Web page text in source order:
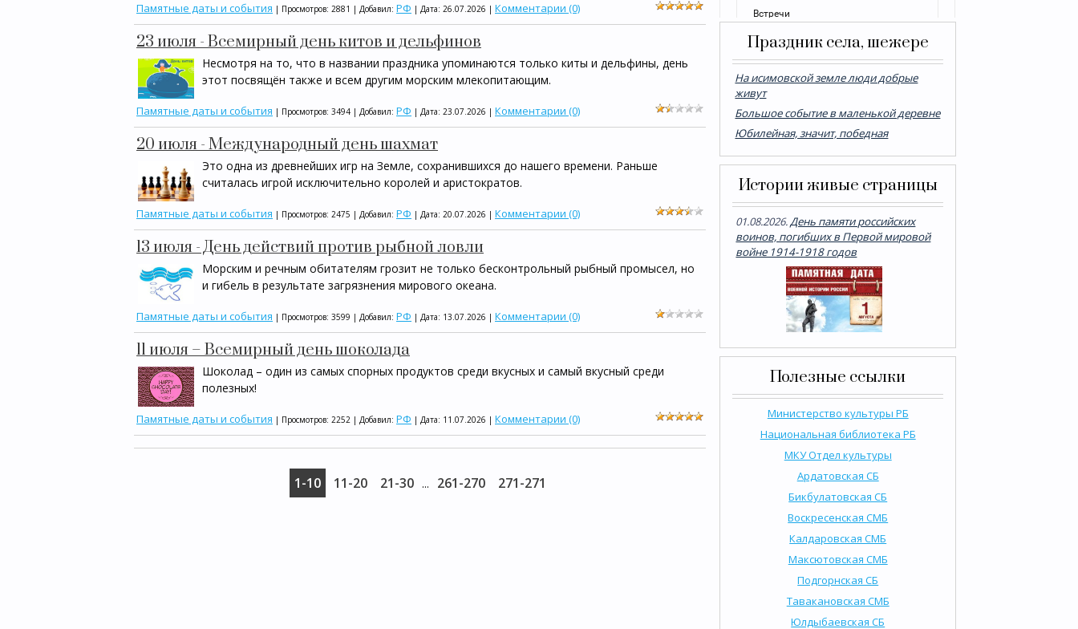
Праздник села, шежере
На исимовской земле люди добрые
живут
Большое событие в маленькой деревне
Юбилейная, значит, победная
Истории живые страницы
01.08.2026.День памяти российских
воинов, погибших в Первой мировой
войне 1914-1918 годов
Полезные ссылки
Министерство культуры РБ
Национальная библиотека РБ
МКУ Отдел культуры
Ардатовская СБ
Бикбулатовская СБ
Воскресенская СМБ
Калдаровская СМБ
Максютовская СМБ
Подгорнская СБ
Тавакановская СМБ
Юлдыбаевская СБ
Памятные даты и события | Просмотров: 2881 | Добавил: РФ | Дата: 26.07.2026 | Комментарии (0)
23 июля - Всемирный день китов и дельфинов
Несмотря на то, что в названии праздника упоминаются только киты и дельфины, день
этот посвящён также и всем другим морским млекопитающим.
Памятные даты и события | Просмотров: 3494 | Добавил: РФ | Дата: 23.07.2026 | Комментарии (0)
20 июля - Международный день шахмат
Это одна из древнейших игр на Земле, сохранившихся до нашего времени. Раньше
считалась игрой исключительно королей и аристократов.
Памятные даты и события | Просмотров: 2475 | Добавил: РФ | Дата: 20.07.2026 | Комментарии (0)
13 июля - День действий против рыбной ловли
Морским и речным обитателям грозит не только бесконтрольный рыбный промысел, но
и гибель в результате загрязнения мирового океана.
Памятные даты и события | Просмотров: 3599 | Добавил: РФ | Дата: 13.07.2026 | Комментарии (0)
11 июля – Всемирный день шоколада
Шоколад – один из самых спорных продуктов среди вкусных и самый вкусный среди
полезных!
Памятные даты и события | Просмотров: 2252 | Добавил: РФ | Дата: 11.07.2026 | Комментарии (0)
1-10 11-20 21-30 ... 261-270 271-271